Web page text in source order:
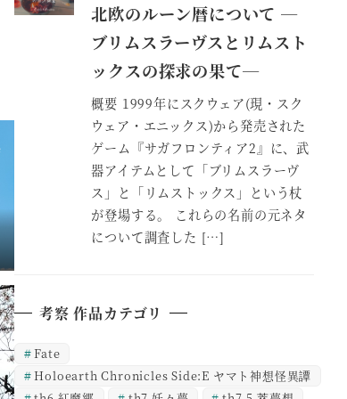
北欧のルーン暦について ―
ブリムスラーヴスとリムスト
ックスの探求の果て―
概要 1999年にスクウェア(現・スク
ウェア・エニックス)から発売された
ゲーム『サガフロンティア2』に、武
器アイテムとして「ブリムスラーヴ
ス」と「リムストックス」という杖
が登場する。 これらの名前の元ネタ
について調査した […]
考察 作品カテゴリ
Fate
Holoearth Chronicles Side:E ヤマト神想怪異譚